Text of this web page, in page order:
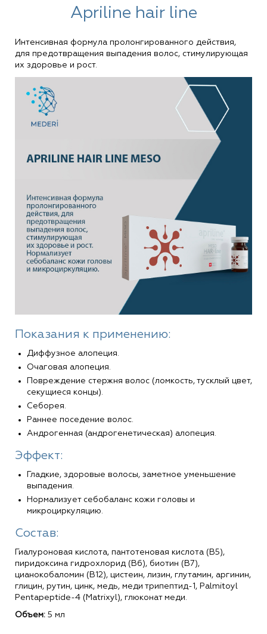
Apriline hair line
Интенсивная формула пролонгированного действия,
для предотвращения выпадения волос, стимулирующая
их здоровье и рост.
Показания к применению:
Диффузное алопеция.
Очаговая алопеция.
Повреждение стержня волос (ломкость, тусклый цвет,
секущиеся концы).
Себорея.
Раннее поседение волос.
Андрогенная (андрогенетическая) алопеция.
Эффект:
Гладкие, здоровые волосы, заметное уменьшение
выпадения.
Нормализует себобаланс кожи головы и
микроциркуляцию.
Состав:
Гиалуроновая кислота, пантотеновая кислота (B5),
пиридоксина гидрохлорид (B6), биотин (B7),
цианокобаломин (B12), цистеин, лизин, глутамин, аргинин,
глицин, рутин, цинк, медь, меди трипептид-1, Palmitoyl
Pentapeptide-4 (Matrixyl), глюконат меди.
Объем: 5 мл